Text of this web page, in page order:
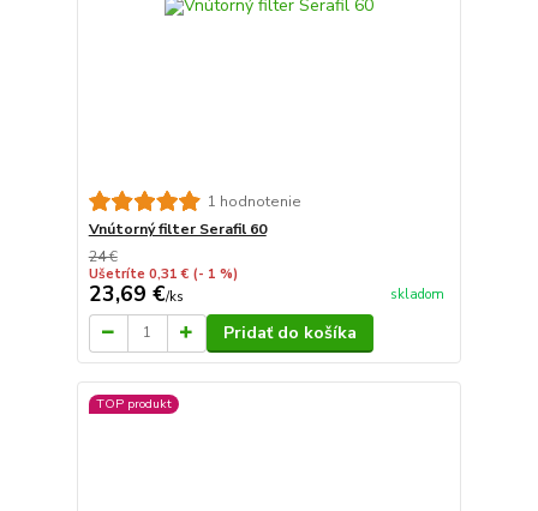
1 hodnotenie
Vnútorný filter Serafil 60
24 €
Ušetríte 0,31 € (- 1 %)
23,69 €/ks skladom
Pridať do košíka
TOP produkt